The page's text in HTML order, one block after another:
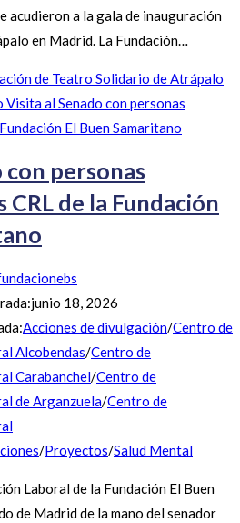
acudieron a la gala de inauguración
en Madrid. La Fundación…
de Teatro Solidario de Atrápalo
con personas
CRL de la Fundación
junio 18, 2026
Acciones de divulgación/Centro de
Alcobendas/Centro de
Carabanchel/Centro de
de Arganzuela/Centro de
/Proyectos/Salud Mental
Laboral de la Fundación El Buen
de Madrid de la mano del senador